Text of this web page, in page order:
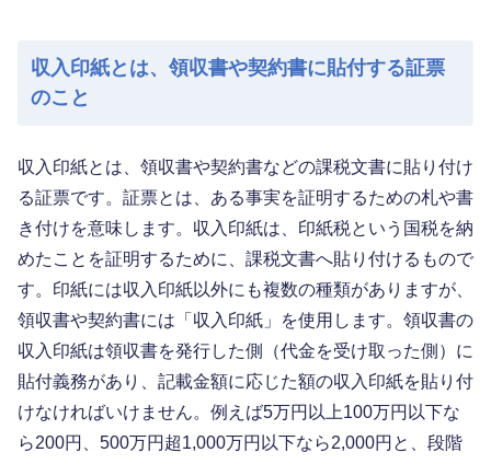
収入印紙とは、領収書や契約書に貼付する証票
のこと
収入印紙とは、領収書や契約書などの課税文書に貼り付け
る証票です。証票とは、ある事実を証明するための札や書
き付けを意味します。収入印紙は、印紙税という国税を納
めたことを証明するために、課税文書へ貼り付けるもので
す。印紙には収入印紙以外にも複数の種類がありますが、
領収書や契約書には「収入印紙」を使用します。領収書の
収入印紙は領収書を発行した側（代金を受け取った側）に
貼付義務があり、記載金額に応じた額の収入印紙を貼り付
けなければいけません。例えば5万円以上100万円以下な
ら200円、500万円超1,000万円以下なら2,000円と、段階